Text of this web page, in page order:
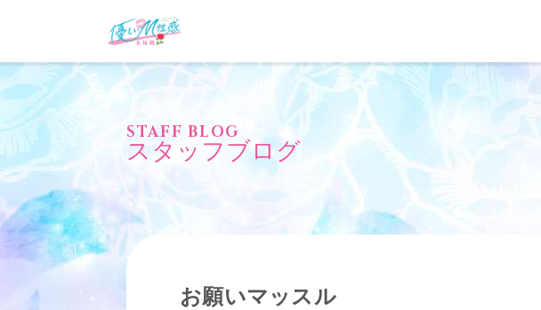
STAFF BLOG
スタッフブログ
お願いマッスル